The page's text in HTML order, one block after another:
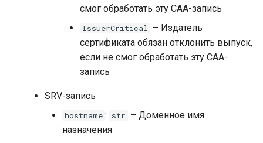
смог обработать эту CAA-запись
IssuerCritical – Издатель
сертификата обязан отклонить выпуск,
если не смог обработать эту CAA-
запись
SRV-запись
hostname : str – Доменное имя
назначения